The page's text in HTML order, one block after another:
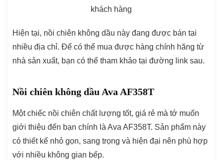
khách hàng
Hiện tại, nồi chiên không dầu này đang được bán tại
nhiều địa chỉ. Để có thể mua được hàng chính hãng từ
nhà sản xuất, bạn có thể tham khảo tại đường link sau.
Nồi chiên không dầu Ava AF358T
Một chiếc nồi chiên chất lượng tốt, giá rẻ mà tớ muốn
giới thiệu đến bạn chính là Ava AF358T. Sản phẩm này
có thiết kế nhỏ gọn, sang trọng và hiện đại nên phù hợp
với nhiều không gian bếp.